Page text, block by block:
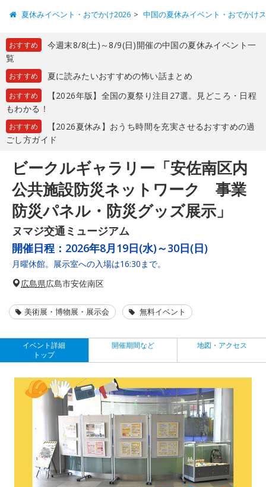
夏休みイベント・おでかけ2026 中国の夏休みイベント・おでかけ
おすすめ
今週末8/8(土)～8/9(日)開催の中国の夏休みイベント一
覧
おすすめ 夏に読みたいおすすめの怖い話まとめ
おすすめ
【2026年版】全国の夏祭り注目27選。見どころ・日程
もわかる！
おすすめ
【2026夏休み】おうち時間を充実させるおすすめの過
ごし方ガイド
ビークルギャラリー「安佐南区内
公共施設防災ネットワーク 事業
防災パネル・防災グッズ展示」
ヌマジ交通ミュージアム
開催日程： 2026年8月19日(水)～30日(日)
月曜休館。展示室への入場は16:30まで。
広島県広島市安佐南区
美術展・博物展・展示会 無料イベント
イベント詳細
トップ
開催期間など 地図・アクセス